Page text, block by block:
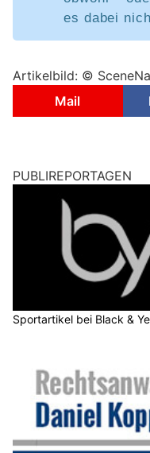
es dabei
Artikelbild: ©
Mail
PUBLIREPORTAGEN
Sportartikel bei Black &